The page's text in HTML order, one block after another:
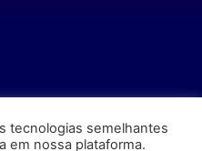
reservados. Proibido gravar ou
tecnologias semelhantes
em nossa plataforma.